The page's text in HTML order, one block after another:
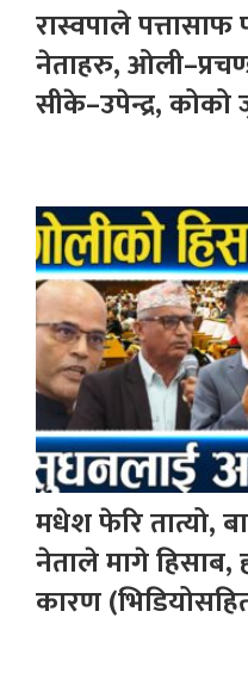
रास्वपाले पत्तासाफ
नेताहरु,
सीके–उपेन्द्र,
मधेश फेरि
नेताले मागे
कारण